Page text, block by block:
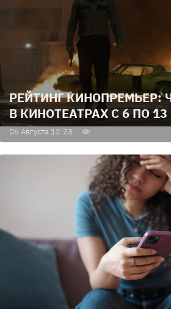
РЕЙТИНГ КИНОПРЕМЬЕР:
В КИНОТЕАТРАХ С 6 ПО 13
06 Августа 12:23